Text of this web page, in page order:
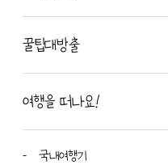
꿀팁대방출
여행을 떠나요!
국내여행기